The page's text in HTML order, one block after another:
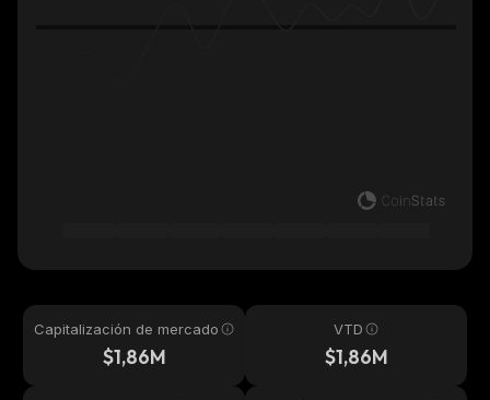
Capitalización de mercado
$1,86M
VTD
$1,86M